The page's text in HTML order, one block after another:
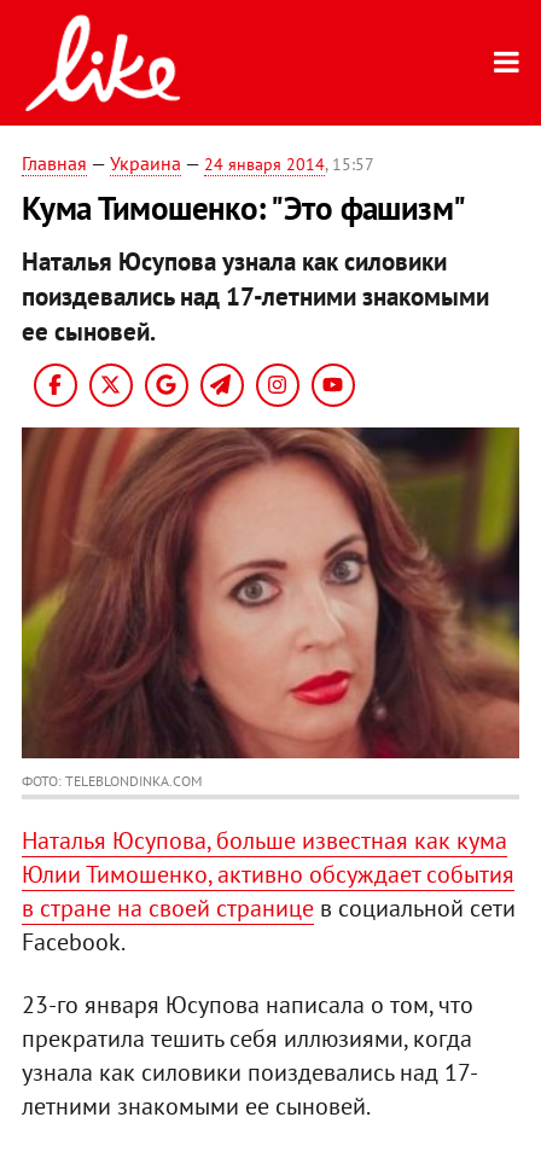
Главная — Украина — 24 января 2014, 15:57
Кума Тимошенко: "Это фашизм"
Наталья Юсупова узнала как силовики
поиздевались над 17-летними знакомыми
ее сыновей.
ФОТО: TELEBLONDINKA.COM
Наталья Юсупова, больше известная как кума
Юлии Тимошенко, активно обсуждает события
в стране на своей страницев социальной сети
Facebook.
23-го января Юсупова написала о том, что
прекратила тешить себя иллюзиями, когда
узнала как силовики поиздевались над 17-
летними знакомыми ее сыновей.